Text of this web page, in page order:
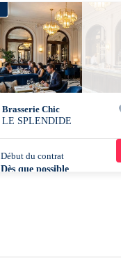
Brasserie Chic
LE SPLENDIDE
Début du contrat
Dès que possible